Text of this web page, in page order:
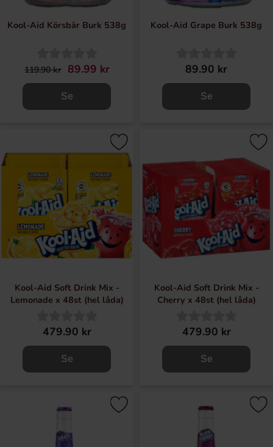
Kool-Aid Körsbär Burk 538g
119.90 kr 89.99 kr
Se
Kool-Aid Grape Burk 538g
89.90 kr
Se
Kool-Aid Soft Drink Mix -
Lemonade x 48st (hel låda)
479.90 kr
Se
Kool-Aid Soft Drink Mix -
Cherry x 48st (hel låda)
479.90 kr
Se